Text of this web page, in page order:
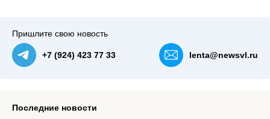
Пришлите свою новость
+7 (924) 423 77 33 lenta@newsvl.ru
Последние новости